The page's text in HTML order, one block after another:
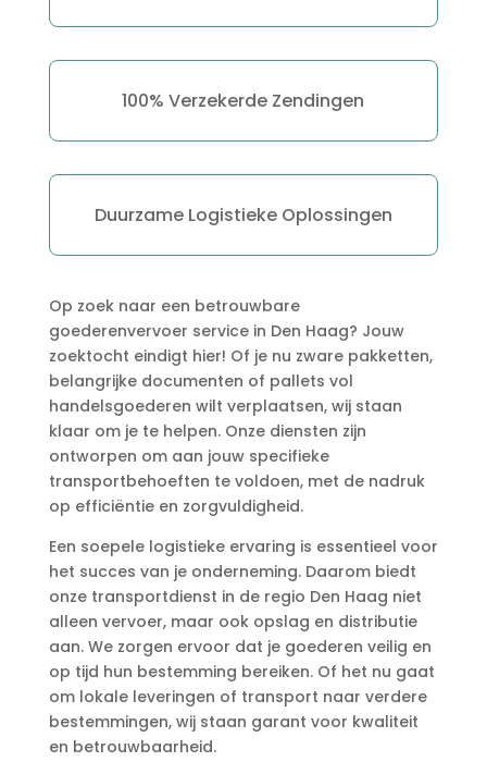
100% Verzekerde Zendingen
Duurzame Logistieke Oplossingen
Op zoek naar een betrouwbare
goederenvervoer service in Den Haag? Jouw
zoektocht eindigt hier! Of je nu zware pakketten,
belangrijke documenten of pallets vol
handelsgoederen wilt verplaatsen, wij staan
klaar om je te helpen.​ Onze diensten zijn
ontworpen om aan jouw specifieke
transportbehoeften te voldoen, met de nadruk
op efficiëntie en zorgvuldigheid.​
Een soepele logistieke ervaring is essentieel voor
het succes van je onderneming.​ Daarom biedt
onze transportdienst in de regio Den Haag niet
alleen vervoer, maar ook opslag en distributie
aan.​ We zorgen ervoor dat je goederen veilig en
op tijd hun bestemming bereiken.​ Of het nu gaat
om lokale leveringen of transport naar verdere
bestemmingen, wij staan garant voor kwaliteit
en betrouwbaarheid.​